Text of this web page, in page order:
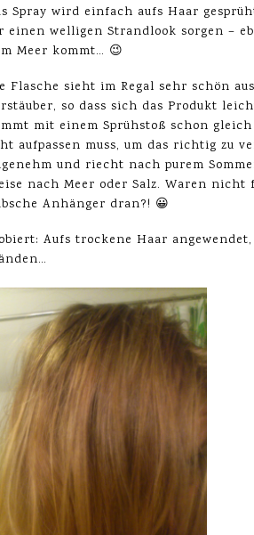
Spray wird einfach aufs Haar
einen welligen Strandlook sorgen –
Meer kommt… 😉
Flasche sieht im Regal sehr schön
so dass sich das Produkt
mit einem Sprühstoß schon
aufpassen muss, um das richtig zu
und riecht nach purem
nach Meer oder Salz. Waren
Anhänger dran?! 😀
Aufs trockene Haar